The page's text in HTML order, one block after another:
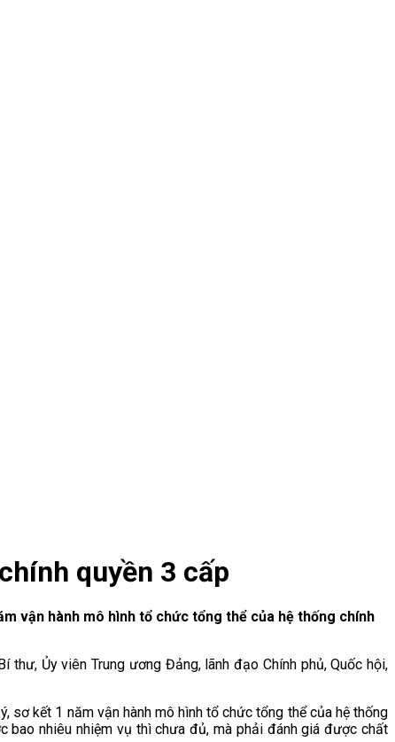
quyền 3 cấp
vận hành mô hình tổ chức tổng thể của hệ thống chính
thư, Ủy viên Trung ương Đảng, lãnh đạo Chính phủ, Quốc hội,
sơ kết 1 năm vận hành mô hình tổ chức tổng thể của hệ thống
nhiêu nhiệm vụ thì chưa đủ, mà phải đánh giá được chất